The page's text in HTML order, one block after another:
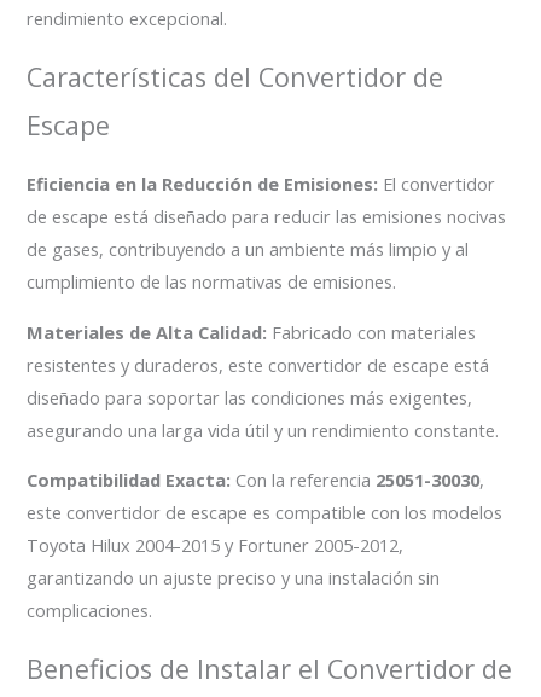
rendimiento excepcional.
Características del Convertidor de
Escape
Eficiencia en la Reducción de Emisiones: El convertidor
de escape está diseñado para reducir las emisiones nocivas
de gases, contribuyendo a un ambiente más limpio y al
cumplimiento de las normativas de emisiones.
Materiales de Alta Calidad: Fabricado con materiales
resistentes y duraderos, este convertidor de escape está
diseñado para soportar las condiciones más exigentes,
asegurando una larga vida útil y un rendimiento constante.
Compatibilidad Exacta: Con la referencia 25051-30030,
este convertidor de escape es compatible con los modelos
Toyota Hilux 2004-2015 y Fortuner 2005-2012,
garantizando un ajuste preciso y una instalación sin
complicaciones.
Beneficios de Instalar el Convertidor de